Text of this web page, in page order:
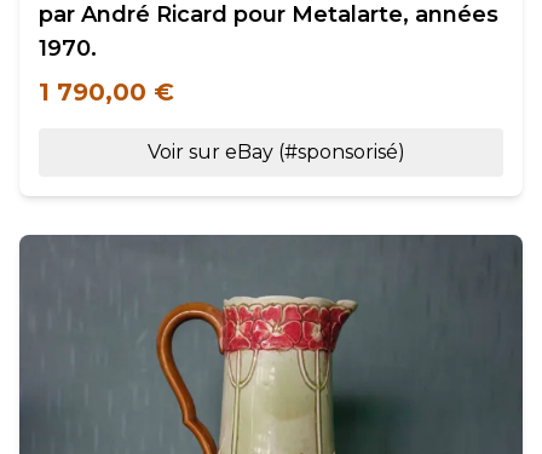
par André Ricard pour Metalarte, années
1970.
1 790,00 €
Voir sur eBay (#sponsorisé)